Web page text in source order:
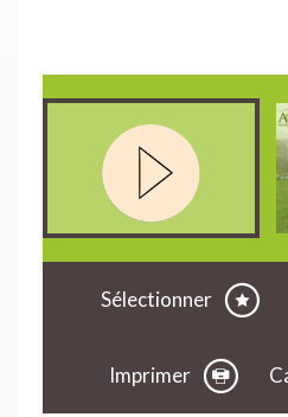
Sélectionner
Imprimer